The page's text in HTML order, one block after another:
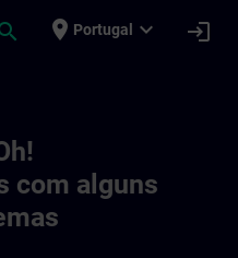
place Portugal expand_more login
com alguns